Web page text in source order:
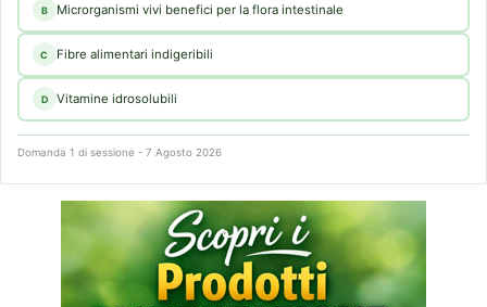
B Microrganismi vivi benefici per la flora intestinale
C Fibre alimentari indigeribili
D Vitamine idrosolubili
Domanda 1 di sessione - 7 Agosto 2026